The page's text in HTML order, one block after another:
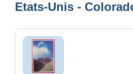
Etats-Unis -